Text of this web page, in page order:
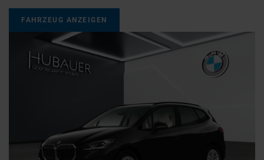
FAHRZEUG ANZEIGEN